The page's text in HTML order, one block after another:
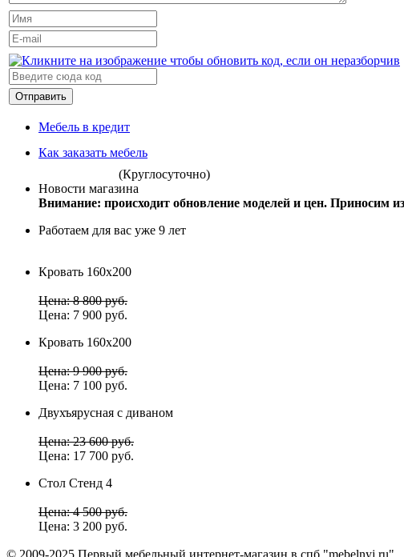
Отправить
Мебель в кредит
Как заказать мебель
(Круглосуточно)
Новости магазина
Внимание: происходит обновление моделей и цен. Приносим
Работаем для вас уже 9 лет
Кровать 160х200
Цена: 8 800 руб.
Цена: 7 900 руб.
Кровать 160х200
Цена: 9 900 руб.
Цена: 7 100 руб.
Двухъярусная с диваном
Цена: 23 600 руб.
Цена: 17 700 руб.
Стол Стенд 4
Цена: 4 500 руб.
Цена: 3 200 руб.
© 2009-2025 Первый мебельный интернет-магазин в спб "mebelnyj.ru"